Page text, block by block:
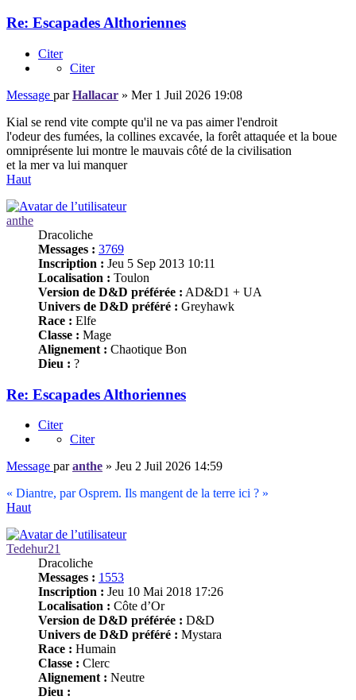
Re: Escapades Althoriennes
Citer
Citer
Message parHallacar » Mer 1 Juil 2026 19:08
Kial se rend vite compte qu'il ne va pas aimer l'endroit
l'odeur des fumées, la collines excavée, la forêt attaquée et la boue
omniprésente lui montre le mauvais côté de la civilisation
et la mer va lui manquer
Haut
anthe
Dracoliche
Messages : 3769
Inscription : Jeu 5 Sep 2013 10:11
Localisation : Toulon
Version de D&D préférée : AD&D1 + UA
Univers de D&D préféré : Greyhawk
Race : Elfe
Classe : Mage
Alignement : Chaotique Bon
Dieu : ?
Re: Escapades Althoriennes
Citer
Citer
Message paranthe » Jeu 2 Juil 2026 14:59
« Diantre, par Osprem. Ils mangent de la terre ici ? »
Haut
Tedehur21
Dracoliche
Messages : 1553
Inscription : Jeu 10 Mai 2018 17:26
Localisation : Côte d’Or
Version de D&D préférée : D&D
Univers de D&D préféré : Mystara
Race : Humain
Classe : Clerc
Alignement : Neutre
Dieu :